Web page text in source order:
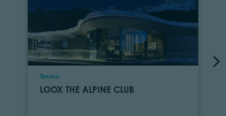
Ort
Tesero
LOOX THE ALPINE CLUB